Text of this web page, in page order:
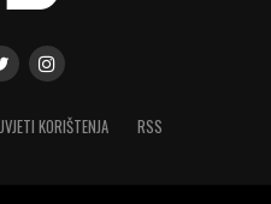
KORIŠTENJA RSS